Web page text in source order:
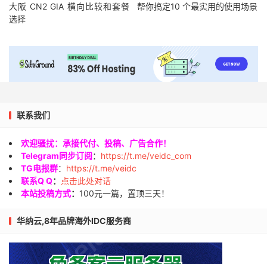
大阪 CN2 GIA 横向比较和套餐
选择
帮你搞定10 个最实用的使用场景
联系我们
欢迎骚扰：承接代付、投稿、广告合作！
Telegram同步订阅： https://t.me/veidc_com
TG电报群： https://t.me/veidc
联系Q Q：
点击此处对话
本站投稿方式： 100元一篇，置顶三天！
华纳云,8年品牌海外IDC服务商